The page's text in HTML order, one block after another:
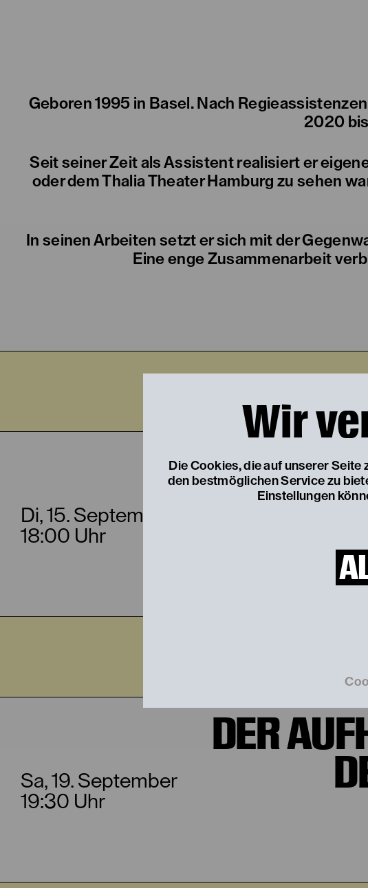
Wir
Die Cookies, die auf unserer Seite
den bestmöglichen Service zu
Einstellungen
Geboren 1995 in Basel. Nach
2020
Seit seiner Zeit als Assistent realisiert er
oder dem Thalia Theater Hamburg zu sehen
In seinen Arbeiten setzt er sich mit der
Eine enge Zusammenarbeit
Di,
Di, 15. September
18:00 Uhr
DER
Sa,
Sa, 19. September
19:30 Uhr
DER